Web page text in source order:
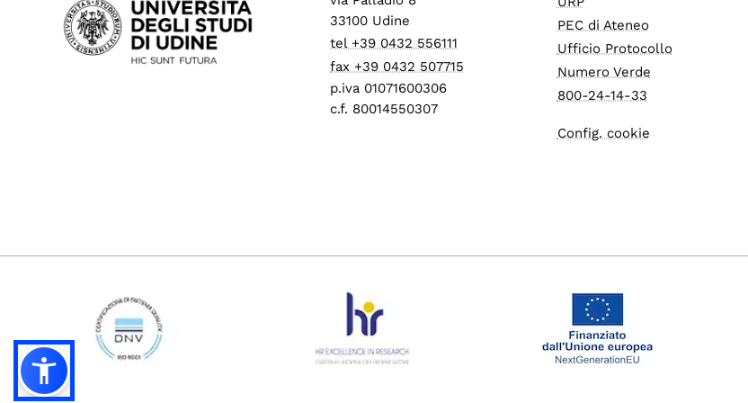
33100 Udine
tel +39 0432 556111
fax +39 0432 507715
p.iva 01071600306
c.f. 80014550307
PEC di Ateneo
Ufficio Protocollo
Numero Verde
800-24-14-33
Config. cookie